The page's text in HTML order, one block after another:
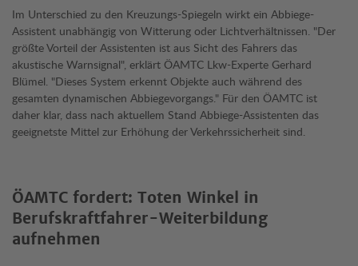
Im Unterschied zu den Kreuzungs-Spiegeln wirkt ein Abbiege-
Assistent unabhängig von Witterung oder Lichtverhältnissen. "Der
größte Vorteil der Assistenten ist aus Sicht des Fahrers das
akustische Warnsignal", erklärt ÖAMTC Lkw-Experte Gerhard
Blümel. "Dieses System erkennt Objekte auch während des
gesamten dynamischen Abbiegevorgangs." Für den ÖAMTC ist
daher klar, dass nach aktuellem Stand Abbiege-Assistenten das
geeignetste Mittel zur Erhöhung der Verkehrssicherheit sind.
ÖAMTC fordert: Toten Winkel in
Berufskraftfahrer-Weiterbildung
aufnehmen